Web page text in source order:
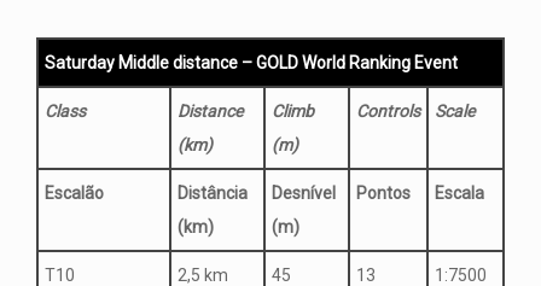
Saturday Middle distance – GOLD World Ranking Event
Class
Distance
(km)
Climb
(m)
Controls Scale
Escalão
Distância
(km)
Desnível
(m)
Pontos Escala
T10 2,5 km 45 13 1:7500